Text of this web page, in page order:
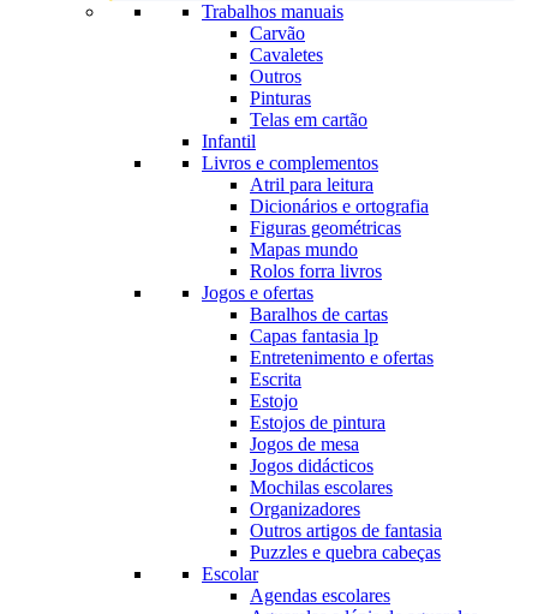
Trabalhos manuais
Carvão
Cavaletes
Outros
Pinturas
Telas em cartão
Infantil
Livros e complementos
Atril para leitura
Dicionários e ortografia
Figuras geométricas
Mapas mundo
Rolos forra livros
Jogos e ofertas
Baralhos de cartas
Capas fantasia lp
Entretenimento e ofertas
Escrita
Estojo
Estojos de pintura
Jogos de mesa
Jogos didácticos
Mochilas escolares
Organizadores
Outros artigos de fantasia
Puzzles e quebra cabeças
Escolar
Agendas escolares